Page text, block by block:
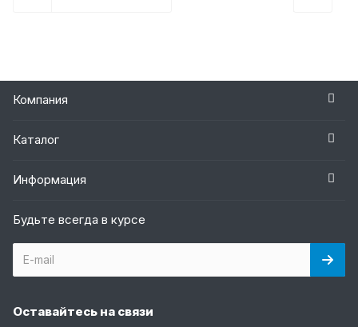
Компания
Каталог
Информация
Будьте всегда в курсе
Оставайтесь на связи